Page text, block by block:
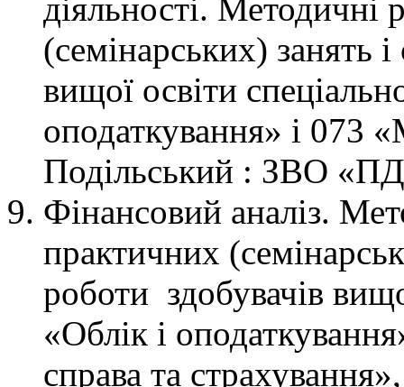
діяльності. Методичні
(семінарських) занять
вищої освіти
оподаткування» і 073
Подільський : ЗВО
Фінансовий аналіз.
практичних
роботи здобувачів
«Облік і
справа та